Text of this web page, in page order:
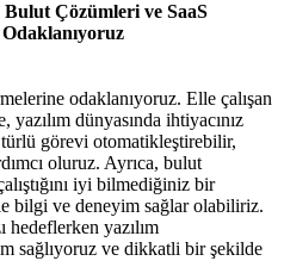
Çözümleri ve SaaS
odaklanıyoruz. Elle çalışan
dünyasında ihtiyacınız
görevi otomatikleştirebilir,
oluruz. Ayrıca, bulut
iyi bilmediğiniz bir
bilgi ve deneyim sağlar olabiliriz.
hedeflerken yazılım
sağlıyoruz ve dikkatli bir şekilde